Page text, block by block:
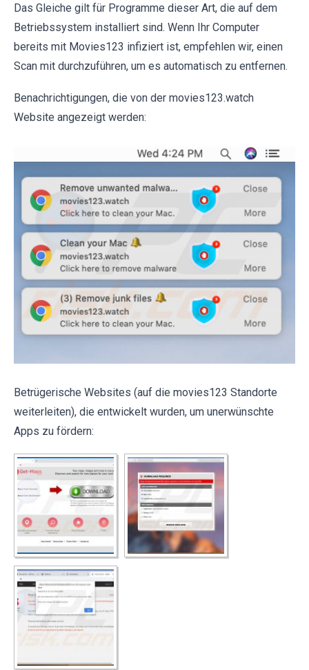
Das Gleiche gilt für Programme dieser Art, die auf dem
Betriebssystem installiert sind. Wenn Ihr Computer
bereits mit Movies123 infiziert ist, empfehlen wir, einen
Scan mit durchzuführen, um es automatisch zu entfernen.
Benachrichtigungen, die von der movies123.watch
Website angezeigt werden:
Betrügerische Websites (auf die movies123 Standorte
weiterleiten), die entwickelt wurden, um unerwünschte
Apps zu fördern: